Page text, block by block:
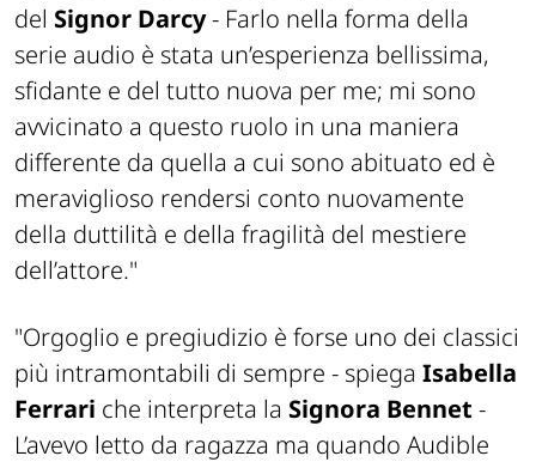
del Signor Darcy- Farlo nella forma della
serie audio è stata un’esperienza bellissima,
sfidante e del tutto nuova per me; mi sono
avvicinato a questo ruolo in una maniera
differente da quella a cui sono abituato ed è
meraviglioso rendersi conto nuovamente
della duttilità e della fragilità del mestiere
dell’attore."
"Orgoglio e pregiudizio è forse uno dei classici
più intramontabili di sempre - spiega Isabella
Ferrari che interpreta la Signora Bennet -
L’avevo letto da ragazza ma quando Audible